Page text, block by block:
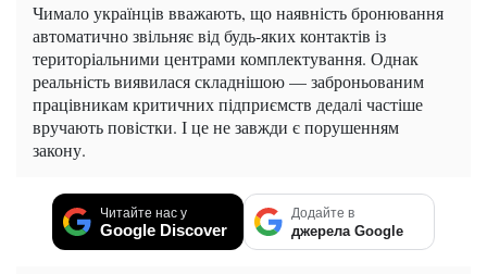
Чимало українців вважають, що наявність бронювання
автоматично звільняє від будь-яких контактів із
територіальними центрами комплектування. Однак
реальність виявилася складнішою — заброньованим
працівникам критичних підприємств дедалі частіше
вручають повістки. І це не завжди є порушенням
закону.
Читайте нас у
Google Discover
Додайте в
джерела Google